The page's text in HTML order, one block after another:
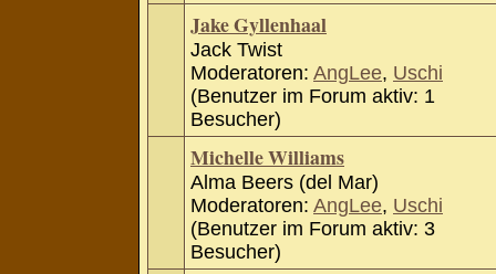
Jake Gyllenhaal
Jack Twist
Moderatoren: AngLee, Uschi
(Benutzer im Forum aktiv: 1
Besucher)
Michelle Williams
Alma Beers (del Mar)
Moderatoren: AngLee, Uschi
(Benutzer im Forum aktiv: 3
Besucher)